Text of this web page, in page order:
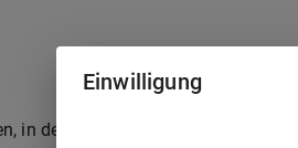
in denen er von der Ausübung des
Einwilligung